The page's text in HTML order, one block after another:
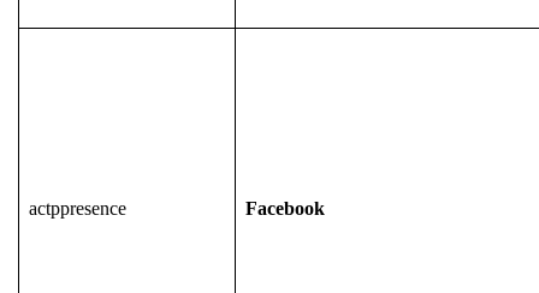
actppresence Facebook